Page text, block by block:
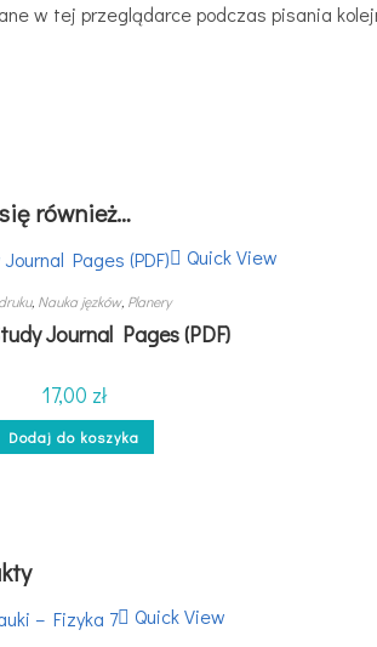
w tej przeglądarce podczas pisania
również…
Quick View
, Nauka jęzków, Planery
Journal Pages (PDF)
17,00 zł
Dodaj do koszyka
Quick View